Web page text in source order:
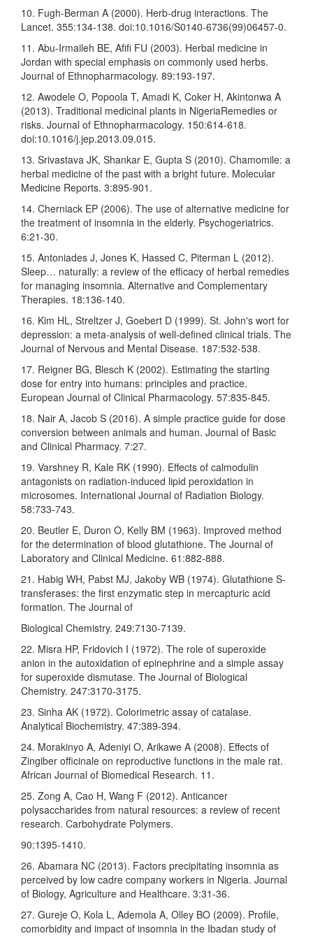
10. Fugh-Berman A (2000). Herb-drug interactions. The
Lancet. 355:134-138. doi:10.1016/S0140-6736(99)06457-0.
11. Abu-Irmaileh BE, Afifi FU (2003). Herbal medicine in
Jordan with special emphasis on commonly used herbs.
Journal of Ethnopharmacology. 89:193-197.
12. Awodele O, Popoola T, Amadi K, Coker H, Akintonwa A
(2013). Traditional medicinal plants in NigeriaRemedies or
risks. Journal of Ethnopharmacology. 150:614-618.
doi:10.1016/j.jep.2013.09.015.
13. Srivastava JK, Shankar E, Gupta S (2010). Chamomile: a
herbal medicine of the past with a bright future. Molecular
Medicine Reports. 3:895-901.
14. Cherniack EP (2006). The use of alternative medicine for
the treatment of insomnia in the elderly. Psychogeriatrics.
6:21-30.
15. Antoniades J, Jones K, Hassed C, Piterman L (2012).
Sleep… naturally: a review of the efficacy of herbal remedies
for managing insomnia. Alternative and Complementary
Therapies. 18:136-140.
16. Kim HL, Streltzer J, Goebert D (1999). St. John's wort for
depression: a meta-analysis of well-defined clinical trials. The
Journal of Nervous and Mental Disease. 187:532-538.
17. Reigner BG, Blesch K (2002). Estimating the starting
dose for entry into humans: principles and practice.
European Journal of Clinical Pharmacology. 57:835-845.
18. Nair A, Jacob S (2016). A simple practice guide for dose
conversion between animals and human. Journal of Basic
and Clinical Pharmacy. 7:27.
19. Varshney R, Kale RK (1990). Effects of calmodulin
antagonists on radiation-induced lipid peroxidation in
microsomes. International Journal of Radiation Biology.
58:733-743.
20. Beutler E, Duron O, Kelly BM (1963). Improved method
for the determination of blood glutathione. The Journal of
Laboratory and Clinical Medicine. 61:882-888.
21. Habig WH, Pabst MJ, Jakoby WB (1974). Glutathione S-
transferases: the first enzymatic step in mercapturic acid
formation. The Journal of
Biological Chemistry. 249:7130-7139.
22. Misra HP, Fridovich I (1972). The role of superoxide
anion in the autoxidation of epinephrine and a simple assay
for superoxide dismutase. The Journal of Biological
Chemistry. 247:3170-3175.
23. Sinha AK (1972). Colorimetric assay of catalase.
Analytical Biochemistry. 47:389-394.
24. Morakinyo A, Adeniyi O, Arikawe A (2008). Effects of
Zingiber officinale on reproductive functions in the male rat.
African Journal of Biomedical Research. 11.
25. Zong A, Cao H, Wang F (2012). Anticancer
polysaccharides from natural resources: a review of recent
research. Carbohydrate Polymers.
90:1395-1410.
26. Abamara NC (2013). Factors precipitating insomnia as
perceived by low cadre company workers in Nigeria. Journal
of Biology, Agriculture and Healthcare. 3:31-36.
27. Gureje O, Kola L, Ademola A, Olley BO (2009). Profile,
comorbidity and impact of insomnia in the Ibadan study of